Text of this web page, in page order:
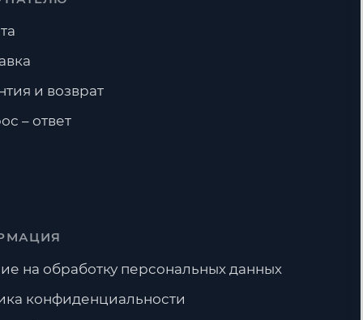
и возврат
– ответ
на обработку персональных данных
конфиденциальности